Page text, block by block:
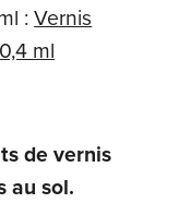
:Vernis
ml
de vernis
au sol.